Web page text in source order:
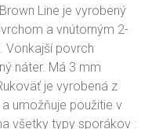
Line je vyrobený
a vnútorným 2-
povrch
náter. Má 3 mm
je vyrobená z
umožňuje použitie v
všetky typy sporákov :